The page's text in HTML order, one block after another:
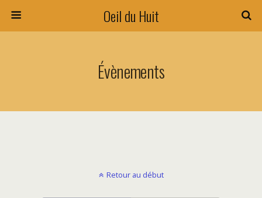
Oeil du Huit
Évènements
Retour au début